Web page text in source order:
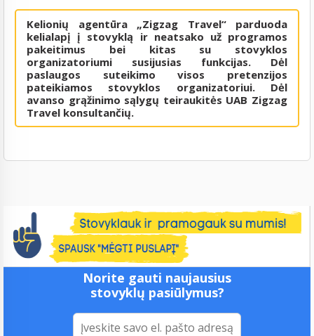
Kelionių agentūra „Zigzag Travel“ parduoda
kelialapį į stovyklą ir neatsako už programos
pakeitimus bei kitas su stovyklos
organizatoriumi susijusias funkcijas. Dėl
paslaugos suteikimo visos pretenzijos
pateikiamos stovyklos organizatoriui. Dėl
avanso grąžinimo sąlygų teiraukitės UAB Zigzag
Travel konsultančių.
Norite gauti naujausius
stovyklų pasiūlymus?